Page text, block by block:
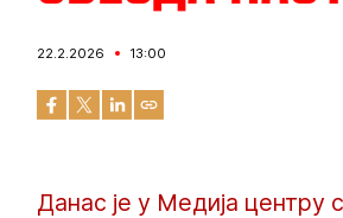
22.2.2026 13:00
Данас је у Медија центру